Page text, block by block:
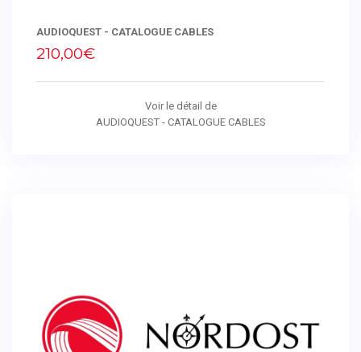
AUDIOQUEST - CATALOGUE CABLES
210,00€
Voir le détail de
AUDIOQUEST - CATALOGUE CABLES